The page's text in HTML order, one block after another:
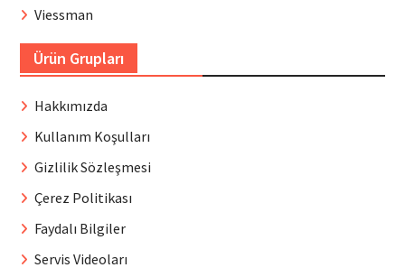
Viessman
Ürün Grupları
Hakkımızda
Kullanım Koşulları
Gizlilik Sözleşmesi
Çerez Politikası
Faydalı Bilgiler
Servis Videoları